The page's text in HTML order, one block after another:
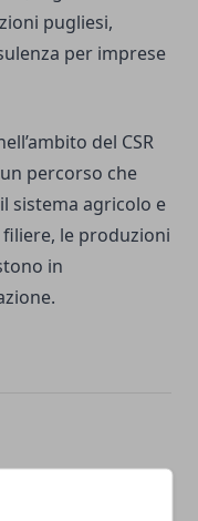
pugliesi,
per imprese
del CSR
percorso che
sistema agricolo e
le produzioni
in